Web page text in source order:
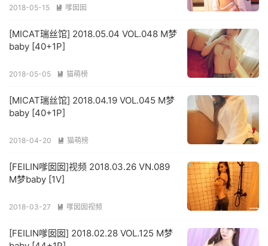
2018-05-15  嗲囡囡
[MICAT瑞丝馆] 2018.05.04 VOL.048 M梦
baby [40+1P]
2018-05-05  猫萌榜
[MICAT瑞丝馆] 2018.04.19 VOL.045 M梦
baby [40+1P]
2018-04-20  猫萌榜
[FEILIN嗲囡囡]视频 2018.03.26 VN.089
M梦baby [1V]
2018-03-27  嗲囡囡视频
[FEILIN嗲囡囡] 2018.02.28 VOL.125 M梦